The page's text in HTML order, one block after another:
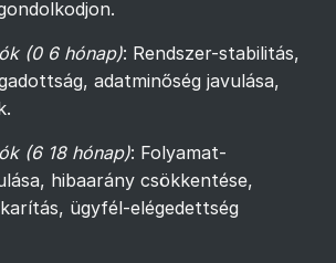
(0 6 hónap): Rendszer-stabilitás,
adatminőség javulása,
(6 18 hónap): Folyamat-
hibaarány csökkentése,
ügyfél-elégedettség